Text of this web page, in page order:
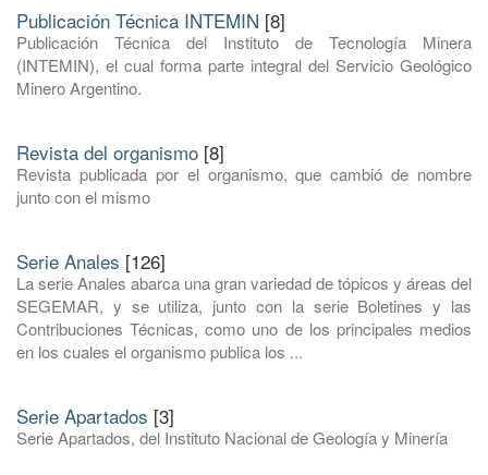
Publicación Técnica INTEMIN [8]
Publicación Técnica del Instituto de Tecnología Minera
(INTEMIN), el cual forma parte integral del Servicio Geológico
Minero Argentino.
Revista del organismo [8]
Revista publicada por el organismo, que cambió de nombre
junto con el mismo
Serie Anales [126]
La serie Anales abarca una gran variedad de tópicos y áreas del
SEGEMAR, y se utiliza, junto con la serie Boletines y las
Contribuciones Técnicas, como uno de los principales medios
en los cuales el organismo publica los ...
Serie Apartados [3]
Serie Apartados, del Instituto Nacional de Geología y Minería